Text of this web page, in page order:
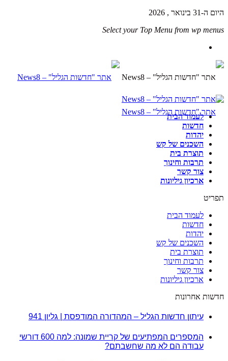
היום ה-31 בינואר , 2026
Select your Top Menu from wp menus
לעמוד הבית
חדשות
יהדות
השכנים של קש
תוצרת בית
תרבות וחינוך
צור קשר
ארכיון גיליונות
תפריט
לעמוד הבית
חדשות
יהדות
השכנים של קש
תוצרת בית
תרבות וחינוך
צור קשר
ארכיון גיליונות
חדשות אחרונות
עיתון חדשות הגליל – המהדורה המודפסת | גליון 941
המספרים המפתיעים של קריית שמונה: למה 600 דורשי
עבודה הם לא מה שחשבתם?